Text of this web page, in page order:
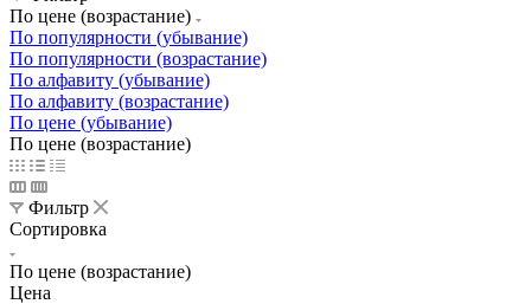
По цене (возрастание)
По популярности (убывание)
По популярности (возрастание)
По алфавиту (убывание)
По алфавиту (возрастание)
По цене (убывание)
По цене (возрастание)
Фильтр
Сортировка
По цене (возрастание)
Цена